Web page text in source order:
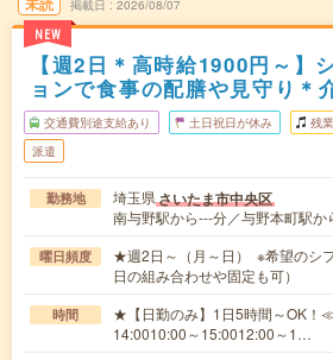
NEW
掲載日 2026/08/07
【週2日＊高時給1900円～】
ョンで食事の配膳や見守り＊
交通費別途支給あり 土日祝日が休み 残業
派遣
勤務地 埼玉県さいたま市中央区
南与野駅から---分／与野本町駅
曜日頻度
★週2日～（月～日） ※希望のシ
日の組み合わせや固定も可）
時間
★【日勤のみ】1日5時間～OK！
14:0010:00～15:0012:00～1…